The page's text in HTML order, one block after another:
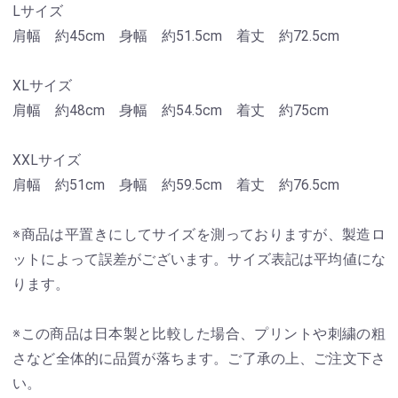
Lサイズ
肩幅 約45cm 身幅 約51.5cm 着丈 約72.5cm
XLサイズ
肩幅 約48cm 身幅 約54.5cm 着丈 約75cm
XXLサイズ
肩幅 約51cm 身幅 約59.5cm 着丈 約76.5cm
※商品は平置きにしてサイズを測っておりますが、製造ロ
ットによって誤差がございます。サイズ表記は平均値にな
ります。
※この商品は日本製と比較した場合、プリントや刺繍の粗
さなど全体的に品質が落ちます。ご了承の上、ご注文下さ
い。